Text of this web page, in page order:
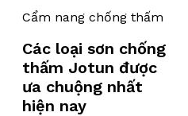
Cẩm nang chống thấm
Các loại sơn chống
thấm Jotun được
ưa chuộng nhất
hiện nay